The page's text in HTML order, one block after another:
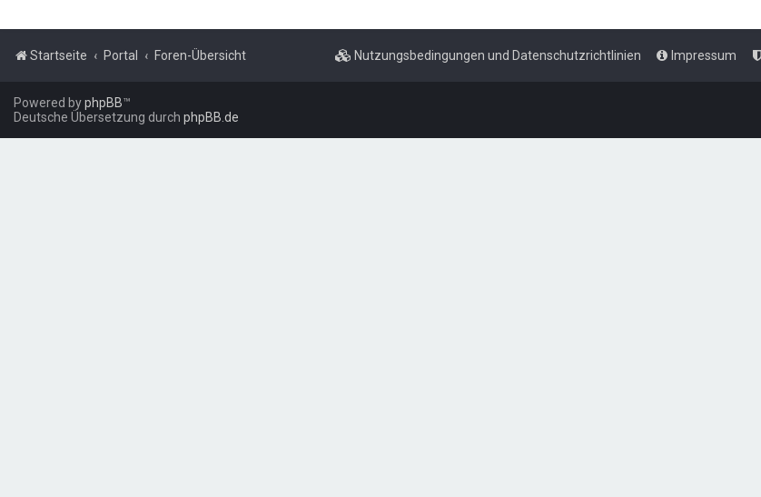
Startseite Portal Foren-Übersicht Impressum
Nutzungsbedingungen und Datenschutzrichtlinien
Powered byphpBB™
Deutsche Übersetzung durch phpBB.de